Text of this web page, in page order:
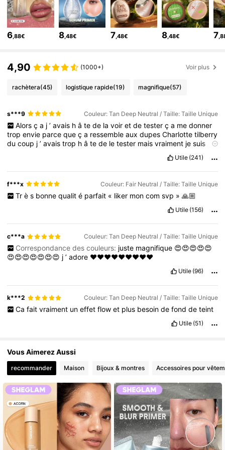
4,91 4.7M Suiveurs
4,91 4.7M Suiveurs
6,88€ 8,48€ 7,48€ 8,48€ 7
4,90 (1000+) Voir plus
rachètera(45) logistique rapide(19) magnifique(57)
s***9 Couleur: Tan Deep Neutral / Taille: Taille Unique
Alors ç a j ’ avais h â te de la voir et de tester ç a me donner
tropenvie parcequeça ressembleauxdupesCharlottetilberry
ducoup j’avaistrop hâtede letester maisvraiment jesuis
magnifique
franchementj’airienàdiremaisj’avaistrophâtedefairece
commentaire
à.
Je
sais pas c’est crééça pourmoi mercienfaitj’
adore magnifiqueobsédéj’ adore jevaisacheterçasouvent
Utile (241)
f***x Couleur: Fair Neutral / Taille: Taille Unique
Tr è s bonne qualit é parfait « liker mon com svp » 🙏🏼
Utile (156)
c***a Couleur: Tan Deep Neutral / Taille: Taille Unique
Correspondance des couleurs: juste magnifique 😍😍😍😍😍
😍😍😍😍😍😍😍 j’adore ❤️❤️❤️❤️❤️❤️❤️❤️❤️
Utile (96)
k***2 Couleur: Tan Deep Neutral / Taille: Taille Unique
Ca fait vraiment un effet flow et plus besoin de fond de teint
Utile (51)
Vous Aimerez Aussi
recommander Maison Bijoux & montres Accessoires pour